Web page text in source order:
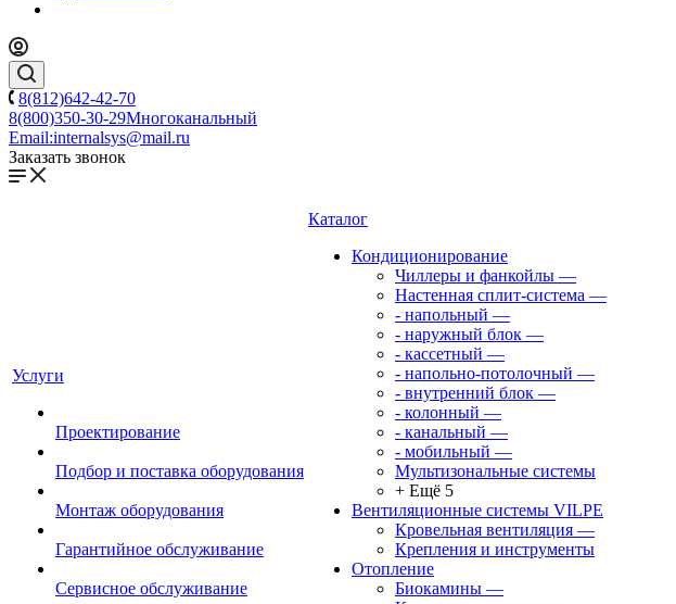
8(812)642-42-70
8(800)350-30-29Многоканальный
Email:internalsys@mail.ru
Заказать звонок
Услуги
Проектирование
Подбор и поставка оборудования
Монтаж оборудования
Гарантийное обслуживание
Сервисное обслуживание
Каталог
Кондиционирование
Чиллеры и фанкойлы —
Настенная сплит-система —
- напольный —
- наружный блок —
- кассетный —
- напольно-потолочный —
- внутренний блок —
- колонный —
- канальный —
- мобильный —
Мультизональные системы
+ Ещё 5
Вентиляционные системы VILPE
Кровельная вентиляция —
Крепления и инструменты
Отопление
Биокамины —